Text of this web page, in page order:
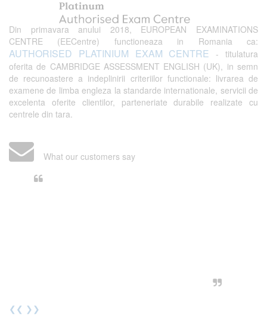
Din primavara anului 2018, EUROPEAN EXAMINATIONS
CENTRE (EECentre) functioneaza in Romania ca:
AUTHORISED PLATINIUM EXAM CENTRE - titulatura
oferita de CAMBRIDGE ASSESSMENT ENGLISH (UK), in semn
de recunoastere a indeplinirii criteriilor functionale: livrarea de
examene de limba engleza la standarde internationale, servicii de
excelenta oferite clientilor, parteneriate durabile realizate cu
centrele din tara.
What our customers say
❮❮ ❯❯